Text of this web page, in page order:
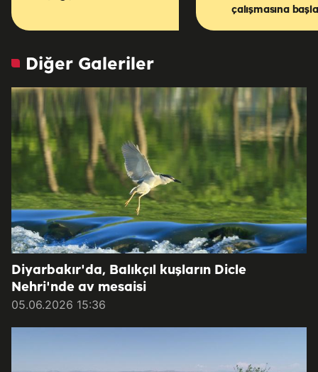
çalışmasına
Diğer Galeriler
Diyarbakır'da, Balıkçıl kuşların Dicle
Nehri'nde av mesaisi
05.06.2026 15:36